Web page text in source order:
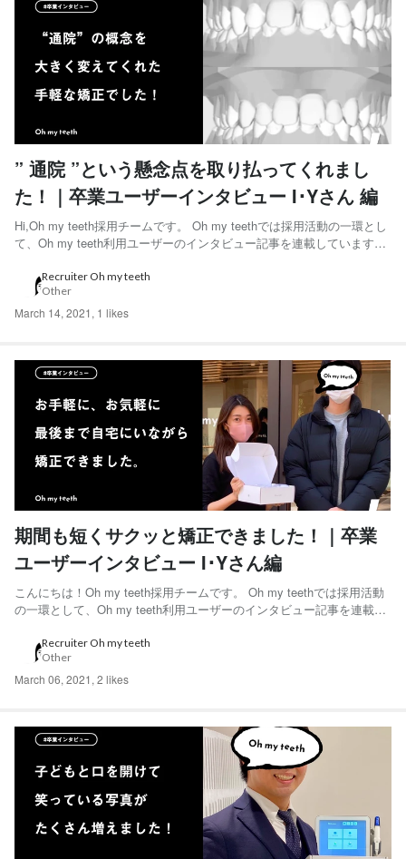
” 通院 ”という懸念点を取り払ってくれまし
た！｜卒業ユーザーインタビュー I･Yさん 編
Hi,Oh my teeth採用チームです。 Oh my teethでは採用活動の一環とし
て、Oh my teeth利用ユーザーのインタビュー記事を連載しています。
にインタビューをしました。 ◆I･Tさん サウンドクリエイター。高校生
の頃から...
Recruiter Oh my teeth
Other
March 14, 2021 , 1 likes
期間も短くサクッと矯正できました！｜卒業
ユーザーインタビュー I･Yさん編
こんにちは！Oh my teeth採用チームです。 Oh my teethでは採用活動
の一環として、Oh my teeth利用ユーザーのインタビュー記事を連載し
ってました」と語ってくれたI･Yさんにインタビューをしました。 ◆I･
Yさん IT企業勤...
Recruiter Oh my teeth
Other
March 06, 2021 ,2 likes